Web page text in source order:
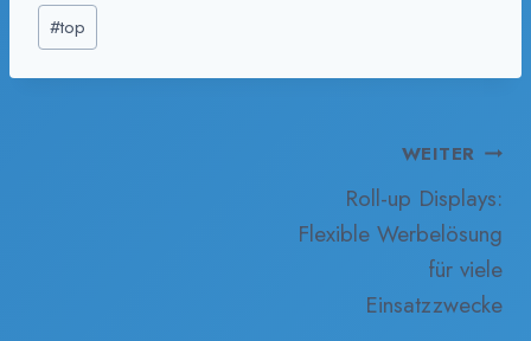
#top
WEITER
Roll-up Displays:
Flexible Werbelösung
für viele
Einsatzzwecke